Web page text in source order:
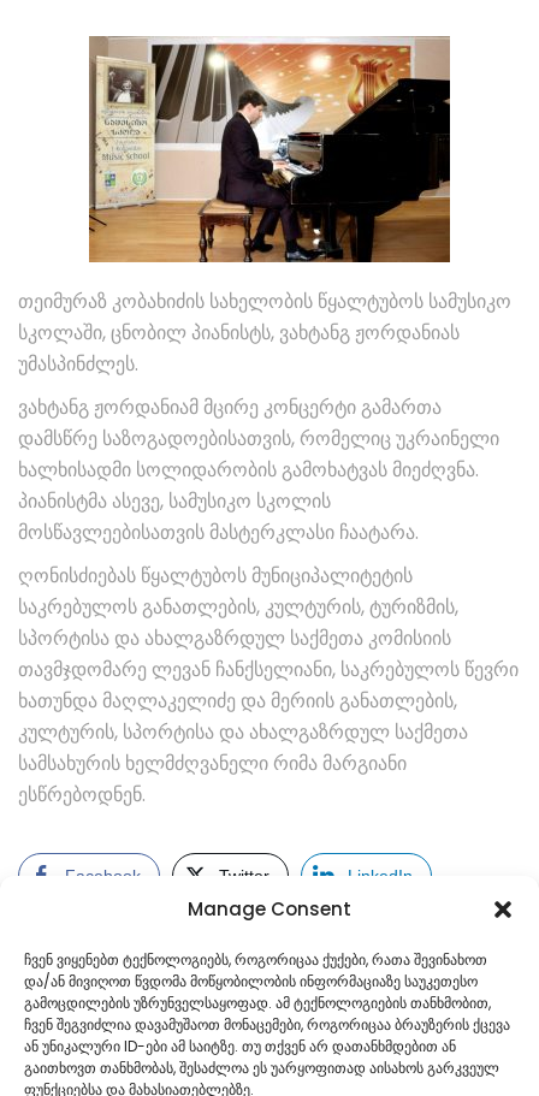
Manage Consent
ჩვენ ვიყენებთ ტექნოლოგიებს, როგორიცაა ქუქები, რათა შევინახოთ
და/ან მივიღოთ წვდომა მოწყობილობის ინფორმაციაზე საუკეთესო
გამოცდილების უზრუნველსაყოფად. ამ ტექნოლოგიების თანხმობით,
ჩვენ შეგვიძლია დავამუშაოთ მონაცემები, როგორიცაა ბრაუზერის ქცევა
ან უნიკალური ID-ები ამ საიტზე. თუ თქვენ არ დათანხმდებით ან
გაითხოვთ თანხმობას, შესაძლოა ეს უარყოფითად აისახოს გარკვეულ
ფუნქციებსა და მახასიათებლებზე.
თეიმურაზ კობახიძის სახელობის წყალტუბოს სამუსიკო
სკოლაში, ცნობილ პიანისტს, ვახტანგ ჟორდანიას
უმასპინძლეს.
ვახტანგ ჟორდანიამ მცირე კონცერტი გამართა
დამსწრე საზოგადოებისათვის, რომელიც უკრაინელი
ხალხისადმი სოლიდარობის გამოხატვას მიეძღვნა.
პიანისტმა ასევე, სამუსიკო სკოლის
მოსწავლეებისათვის მასტერკლასი ჩაატარა.
ღონისძიებას წყალტუბოს მუნიციპალიტეტის
საკრებულოს განათლების, კულტურის, ტურიზმის,
სპორტისა და ახალგაზრდულ საქმეთა კომისიის
თავმჯდომარე ლევან ჩანქსელიანი, საკრებულოს წევრი
ხათუნდა მაღლაკელიძე და მერიის განათლების,
კულტურის, სპორტისა და ახალგაზრდულ საქმეთა
სამსახურის ხელმძღვანელი რიმა მარგიანი
ესწრებოდნენ.
Facebook Twitter LinkedIn